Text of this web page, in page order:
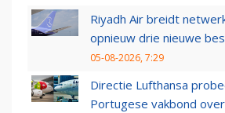
Riyadh Air breidt
opnieuw drie nieuwe
05-08-2026, 7:29
Directie Lufthansa
Portugese vakbond